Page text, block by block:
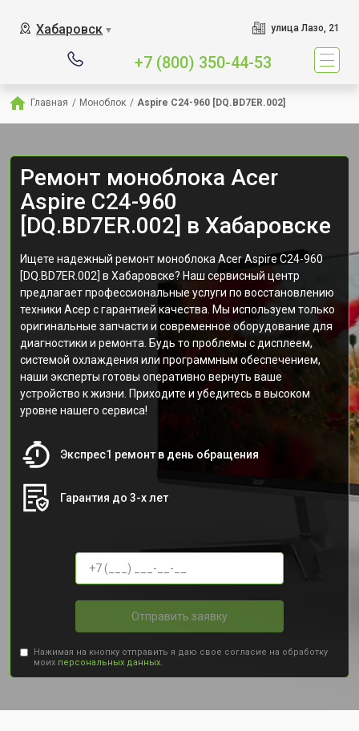
Хабаровск ▼ улица Лазо, 21
+7 (800) 350-44-53
Главная / Моноблок / Aspire C24-960 [DQ.BD7ER.002]
Ремонт моноблока Acer
Aspire C24-960
[DQ.BD7ER.002] в Хабаровске
Ищете надежный ремонт моноблока Acer Aspire C24-960
[DQ.BD7ER.002] в Хабаровске? Наш сервисный центр
предлагает профессиональные услуги по восстановлению
техники Асер с гарантией качества. Мы используем только
оригинальные запчасти и современное оборудование для
диагностики и ремонта. Будь то проблемы с дисплеем,
системой охлаждения или программным обеспечением,
наши эксперты готовы оперативно вернуть ваше
устройство к жизни. Приходите и убедитесь в высоком
уровне нашего сервиса!
Экспрес1 ремонт в день обращения
Гарантия до 3-х лет
Отправить заявку
Нажимая на кнопку отправить я даю свое согласие на обработку
моих персональных данных.